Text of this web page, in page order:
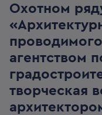
Охотном
агентством
творческая